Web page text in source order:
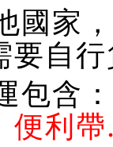
國家
要自
包含：
便利